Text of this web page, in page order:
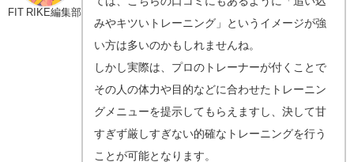
FIT RIKE編集部
みやキツいトレーニング」というイメージが強
い方は多いのかもしれませんね。
しかし実際は、プロのトレーナーが付くことで
その人の体力や目的などに合わせたトレーニン
グメニューを提示してもらえますし、決して甘
すぎず厳しすぎない的確なトレーニングを行う
ことが可能となります。